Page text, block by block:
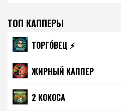
ТОП КАППЕРЫ
ТОРГО́ВЕЦ ⚡️
ЖИРНЫЙ КАППЕР
2 КОКОСА